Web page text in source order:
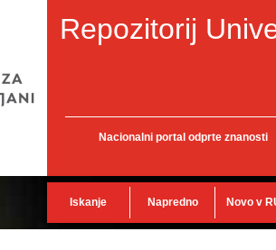
Repozitorij
Nacionalni portal odprte znanosti
Iskanje Napredno Novo v